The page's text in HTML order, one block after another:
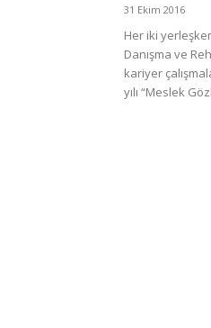
31 Ekim 2016
Her iki
Danışma ve
kariyer
yılı “Meslek